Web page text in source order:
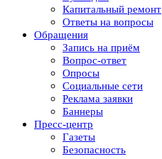
Капитальный ремонт
Ответы на вопросы
Обращения
Запись на приём
Вопрос-ответ
Опросы
Социальные сети
Реклама заявки
Баннеры
Пресс-центр
Газеты
Безопасность